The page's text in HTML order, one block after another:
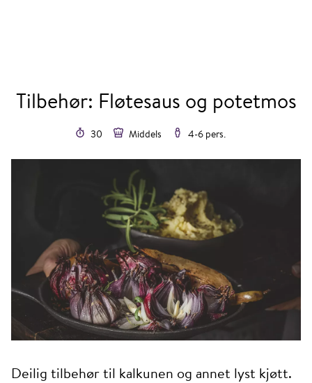
Tilbehør: Fløtesaus og potetmos
30 Middels 4-6 pers.
Deilig tilbehør til kalkunen og annet lyst kjøtt.